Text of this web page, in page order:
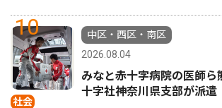
10
社会
中区・西区・南区
2026.08.04
みなと赤十字病院の医師
十字社神奈川県支部が派遣